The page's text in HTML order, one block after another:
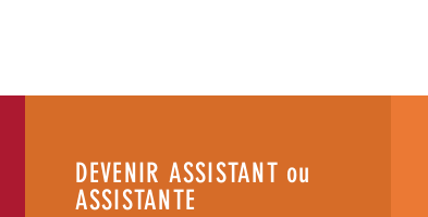
DEVENIR ASSISTANT ou
ASSISTANTE